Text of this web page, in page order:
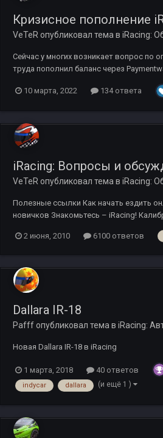
Кризисное пополнение
VeTeR опубликовал тема в iRacing:
Сейчас у многих возникает вопрос по
труда пополнил баланс через
примерно 84р за бакс.
10 марта, 2022 134 ответа
iRacing: Вопросы и
VeTeR опубликовал тема в iRacing:
Полезные ссылки Как начать ездить
новичков Знакомьтесь – iRacing!
пользователя Дейв Кеммер: Рейтинг
2 июня, 2010 6100 ответов
Dallara IR-18
Pafffопубликовал тема в iRacing:
Новая Dallara IR-18 в iRacing
1 марта, 2018 40 ответов
indycar dallara (и ещё 1 )